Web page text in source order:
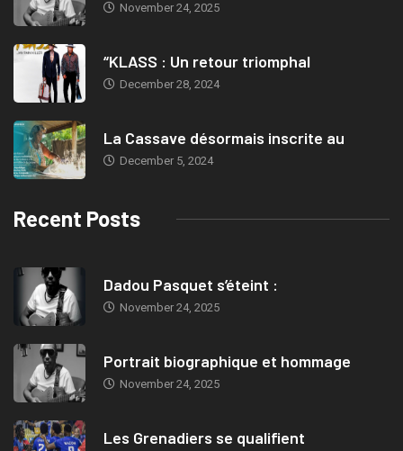
November 24, 2025
“KLASS : Un retour triomphal
December 28, 2024
La Cassave désormais inscrite au
December 5, 2024
Recent Posts
Dadou Pasquet s’éteint :
November 24, 2025
Portrait biographique et hommage
November 24, 2025
Les Grenadiers se qualifient